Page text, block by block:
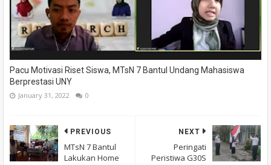
Pacu Motivasi Riset Siswa, MTsN 7 Bantul Undang Mahasiswa
Berprestasi UNY
January 31, 2022 0
NEXT
Peringati
Peristiwa G30S
PREVIOUS
MTsN 7 Bantul
Lakukan Home